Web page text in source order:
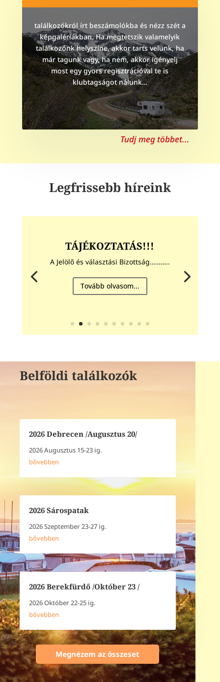
találkozókról írt beszámolókba és nézz szét a
képgalériákban. Ha megtetszik valamelyik
találkozónk helyszíne, akkor tarts velünk, ha
már tagunk vagy, ha nem, akkor igényelj
most egy gyors regisztrációval te is
klubtagságot nálunk…
Tudj meg többet...
Legfrissebb híreink
TÁJÉKOZTATÁS!!!
A Jelölő és választási Bizottság………..
Tovább olvasom...
Belföldi találkozók
2026 Debrecen /Augusztus 20/
2026 Augusztus 15-23 ig.
bővebben
2026 Sárospatak
2026 Szeptember 23-27 ig.
bővebben
2026 Berekfürdő /Október 23 /
2026 Október 22-25 ig.
bővebben
Megnézem az összeset